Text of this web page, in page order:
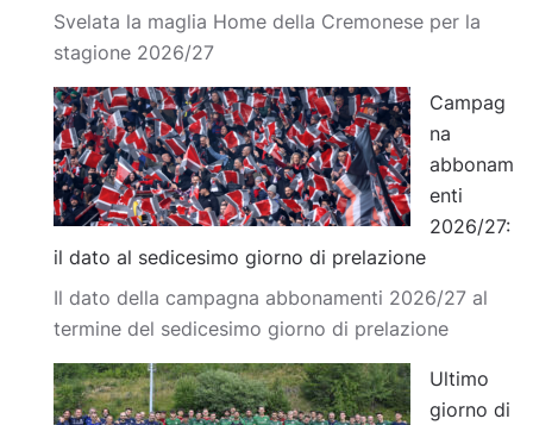
Svelata la maglia Home della Cremonese per la
stagione 2026/27
Campag
na
abbonam
enti
2026/27:
il dato al sedicesimo giorno di prelazione
Il dato della campagna abbonamenti 2026/27 al
termine del sedicesimo giorno di prelazione
Ultimo
giorno di